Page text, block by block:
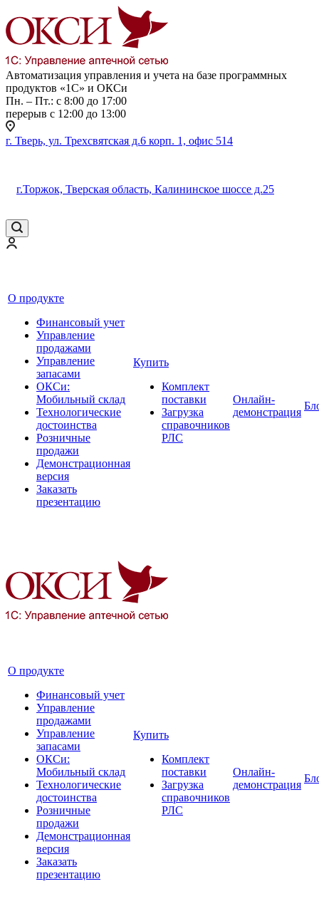
Автоматизация управления и учета на базе программных
продуктов «1С» и ОКСи
Пн. – Пт.: с 8:00 до 17:00
перерыв с 12:00 до 13:00
г. Тверь, ул. Трехсвятская д.6 корп. 1, офис 514
г.Торжок, Тверская область, Калининское шоссе д.25
О продукте
Финансовый учет
Управление
продажами
Управление
запасами
ОКСи:
Мобильный склад
Технологические
достоинства
Розничные
продажи
Демонстрационная
версия
Заказать
презентацию
Купить
Комплект
поставки
Загрузка
справочников
РЛС
Онлайн-
демонстрация
О продукте
Финансовый учет
Управление
продажами
Управление
запасами
ОКСи:
Мобильный склад
Технологические
достоинства
Розничные
продажи
Демонстрационная
версия
Заказать
презентацию
Купить
Комплект
поставки
Загрузка
справочников
РЛС
Онлайн-
демонстрация